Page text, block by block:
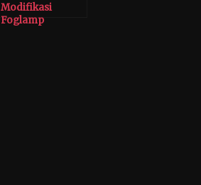
Modifikasi
Foglamp